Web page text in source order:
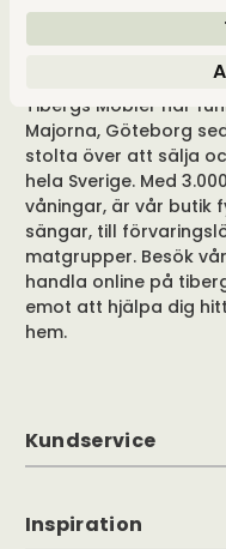
Välkommen till
Tibergs Möbler har
Majorna, Göteborg
stolta över att sälja
hela Sverige. Med
våningar, är vår butik
sängar, till
matgrupper. Besök
handla online på
emot att hjälpa dig
hem.
Kundservice
Inspiration